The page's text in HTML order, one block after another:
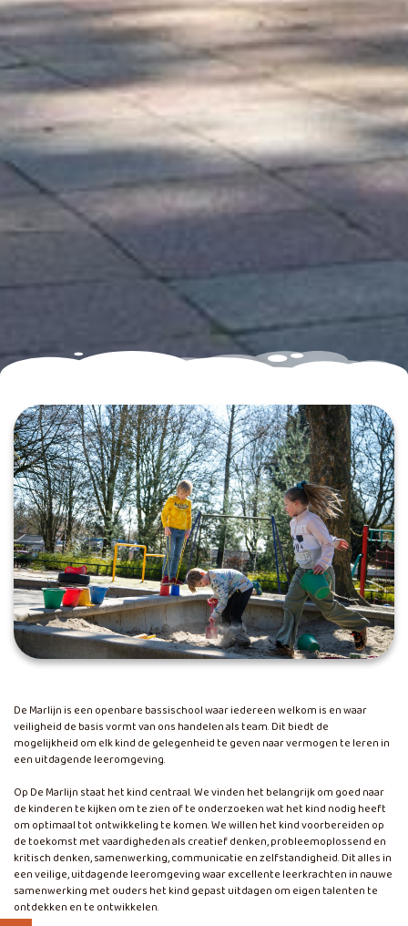
De Marlijn is een openbare bassischool waar iedereen welkom is en waar
veiligheid de basis vormt van ons handelen als team. Dit biedt de
mogelijkheid om elk kind de gelegenheid te geven naar vermogen te leren in
een uitdagende leeromgeving.
Op De Marlijn staat het kind centraal. We vinden het belangrijk om goed naar
de kinderen te kijken om te zien of te onderzoeken wat het kind nodig heeft
om optimaal tot ontwikkeling te komen. We willen het kind voorbereiden op
de toekomst met vaardigheden als creatief denken, probleemoplossend en
kritisch denken, samenwerking, communicatie en zelfstandigheid. Dit alles in
een veilige, uitdagende leeromgeving waar excellente leerkrachten in nauwe
samenwerking met ouders het kind gepast uitdagen om eigen talenten te
ontdekken en te ontwikkelen.